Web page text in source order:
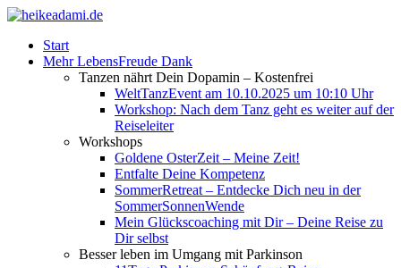
Start
Mehr LebensFreude Dank
Tanzen nährt Dein Dopamin – Kostenfrei
WeltTanzEvent am 10.10.2025 um 10:10 Uhr
Workshop: Nach dem Tanz geht es weiter auf der
Reiseleiter
Workshops
Goldene OsterZeit – Meine Zeit!
Entfalte Deine Kompetenz
SommerRetreat – Entdecke Dich neu in der
SommerSonnenWende
Mein Glückscoaching mit Dir – Deine Reise zu
Dir selbst
Besser leben im Umgang mit Parkinson